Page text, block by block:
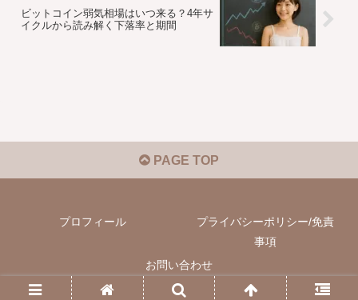
ビットコイン弱気相場はいつ来る？4年サ
イクルから読み解く下落率と期間
PAGE TOP
プロフィール
プライバシーポリシー/免責
事項
お問い合わせ
© 2022-2026 ランダムのビットコイン＆マイニング.